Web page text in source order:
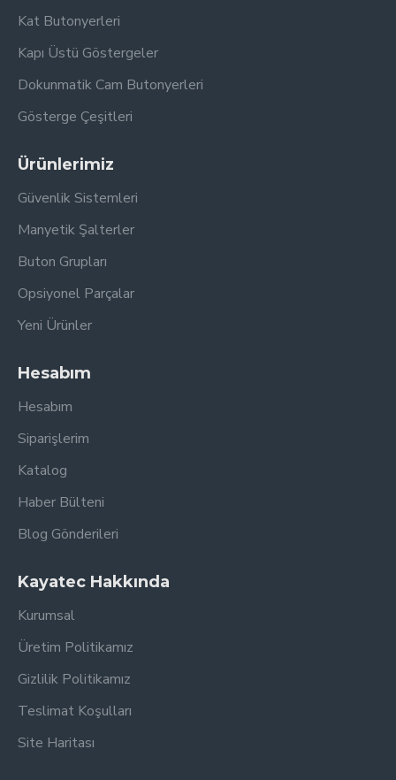
Kat Butonyerleri
Kapı Üstü Göstergeler
Dokunmatik Cam Butonyerleri
Gösterge Çeşitleri
Ürünlerimiz
Güvenlik Sistemleri
Manyetik Şalterler
Buton Grupları
Opsiyonel Parçalar
Yeni Ürünler
Hesabım
Hesabım
Siparişlerim
Katalog
Haber Bülteni
Blog Gönderileri
Kayatec Hakkında
Kurumsal
Üretim Politikamız
Gizlilik Politikamız
Teslimat Koşulları
Site Haritası